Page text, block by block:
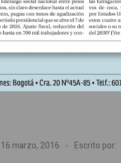
Los vaticinios son dispares.
Ecuador de la IV Cumbre de
Caribeños (Celac), creada
propósito de seguir
16 marzo, 2016 Escrito por: